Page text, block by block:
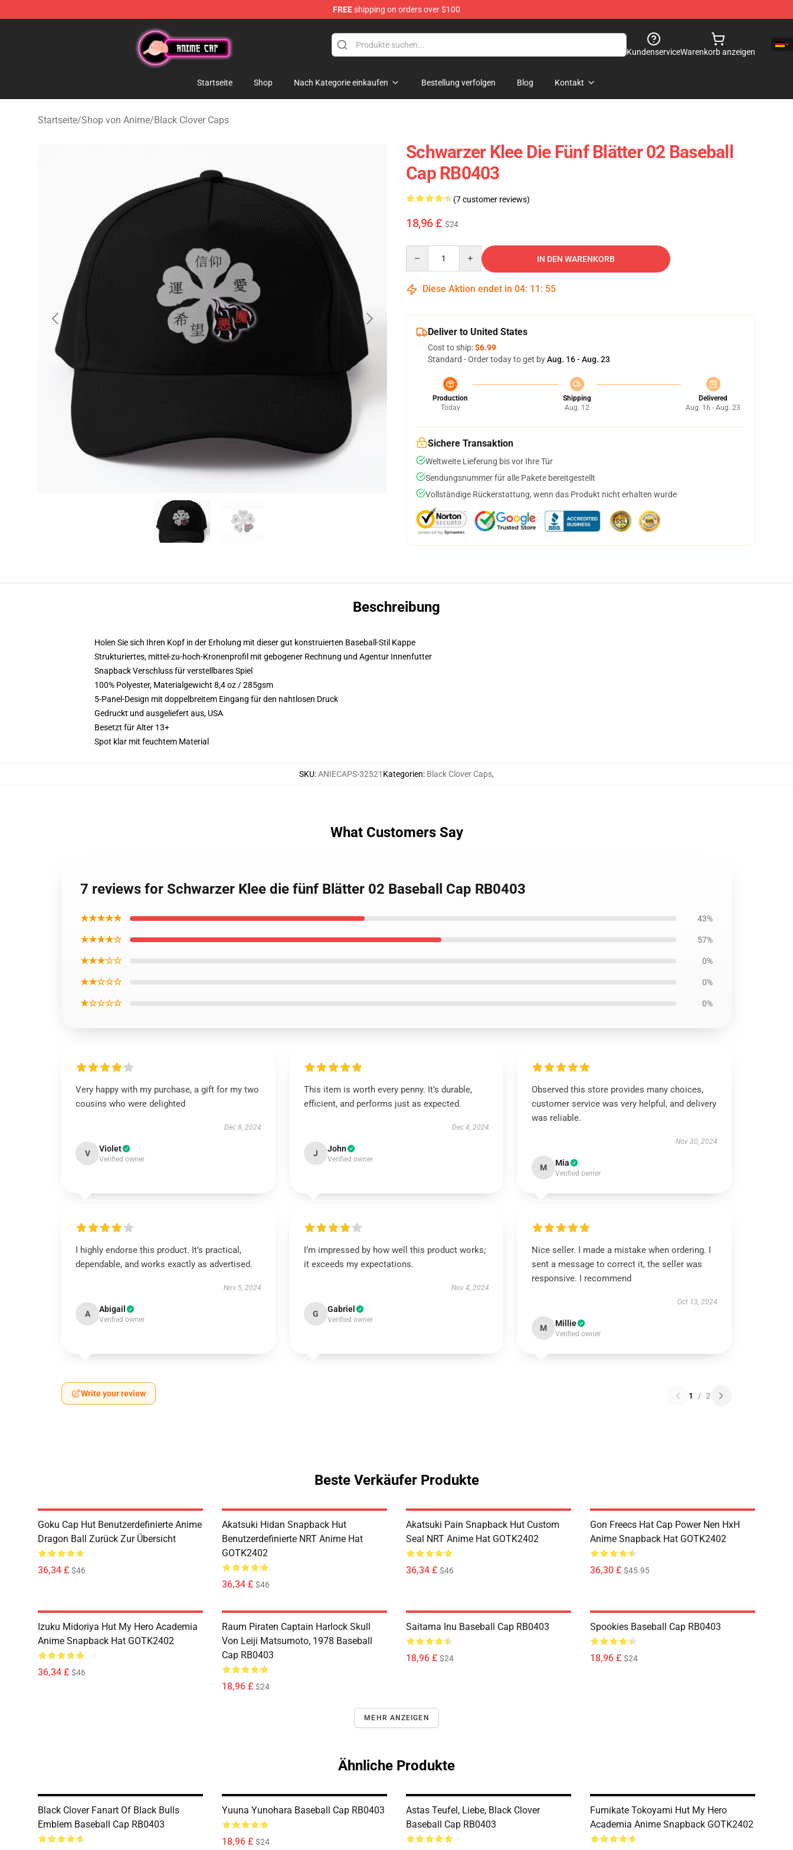
FREEshipping on orders over $100
Anime Cap Shop - The Best Store of Anime Cap
KundenserviceWarenkorb anzeigen
Startseite Shop Nach Kategorie einkaufen Bestellung verfolgen Blog Kontakt
Startseite/Shop von Anime/Black Clover Caps
Schwarzer Klee Die Fünf Blätter 02 Baseball
Cap RB0403
(7 customer reviews)
18,96 £ $24
IN DEN WARENKORB
Diese Aktion endet in 04: 11 : 55
Deliver to United States
Cost to ship:$6.99
Standard - Order today to get byAug. 16 - Aug. 23
Production
Today
Shipping
Aug. 12
Delivered
Aug. 16 - Aug. 23
Sichere Transaktion
Weltweite Lieferung bis vor Ihre Tür
Sendungsnummer für alle Pakete bereitgestellt
Vollständige Rückerstattung, wenn das Produkt nicht erhalten wurde
Beschreibung
Holen Sie sich Ihren Kopf in der Erholung mit dieser gut konstruierten Baseball-Stil Kappe
Strukturiertes, mittel-zu-hoch-Kronenprofil mit gebogener Rechnung und Agentur Innenfutter
Snapback Verschluss für verstellbares Spiel
100% Polyester, Materialgewicht 8,4 oz / 285gsm
5-Panel-Design mit doppelbreitem Eingang für den nahtlosen Druck
Gedruckt und ausgeliefert aus, USA
Besetzt für Alter 13+
Spot klar mit feuchtem Material
SKU:ANIECAPS-32521 Kategorien: Black Clover Caps,
What Customers Say
7 reviews for Schwarzer Klee die fünf Blätter 02 Baseball Cap RB0403
★★★★★ 43%
★★★★☆ 57%
★★★☆☆ 0%
★★☆☆☆ 0%
★☆☆☆☆ 0%
Very happy with my purchase, a gift for my two
cousins who were delighted
Dec 8, 2024
V Violet
Verified owner
This item is worth every penny. It’s durable,
efficient, and performs just as expected.
Dec 4, 2024
J John
Verified owner
Observed this store provides many choices,
customer service was very helpful, and delivery
was reliable.
Nov 30, 2024
M Mia
Verified owner
I highly endorse this product. It’s practical,
dependable, and works exactly as advertised.
Nov 5, 2024
A Abigail
Verified owner
I’m impressed by how well this product works;
it exceeds my expectations.
Nov 4, 2024
G Gabriel
Verified owner
Nice seller. I made a mistake when ordering. I
sent a message to correct it, the seller was
responsive. I recommend
Oct 13, 2024
M Millie
Verified owner
Write your review 1 / 2
Beste Verkäufer Produkte
Goku Cap Hut Benutzerdefinierte Anime
Dragon Ball Zurück Zur Übersicht
36,34 £ $46
Akatsuki Hidan Snapback Hut
Benutzerdefinierte NRT Anime Hat
GOTK2402
36,34 £ $46
Akatsuki Pain Snapback Hut Custom
Seal NRT Anime Hat GOTK2402
36,34 £ $46
Gon Freecs Hat Cap Power Nen HxH
Anime Snapback Hat GOTK2402
36,30 £ $45.95
Izuku Midoriya Hut My Hero Academia
Anime Snapback Hat GOTK2402
36,34 £ $46
Raum Piraten Captain Harlock Skull
Von Leiji Matsumoto, 1978 Baseball
Cap RB0403
18,96 £ $24
Saitama Inu Baseball Cap RB0403
18,96 £ $24
Spookies Baseball Cap RB0403
18,96 £ $24
MEHR ANZEIGEN
Ähnliche Produkte
Black Clover Fanart Of Black Bulls
Emblem Baseball Cap RB0403
Yuuna Yunohara Baseball Cap RB0403
18,96 £ $24
Astas Teufel, Liebe, Black Clover
Baseball Cap RB0403
Fumikate Tokoyami Hut My Hero
Academia Anime Snapback GOTK2402